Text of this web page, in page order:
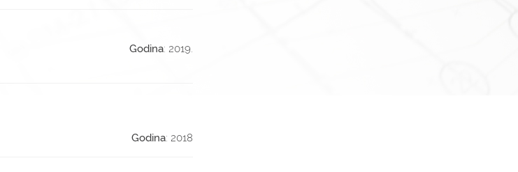
Godina: 2019.
Godina: 2018